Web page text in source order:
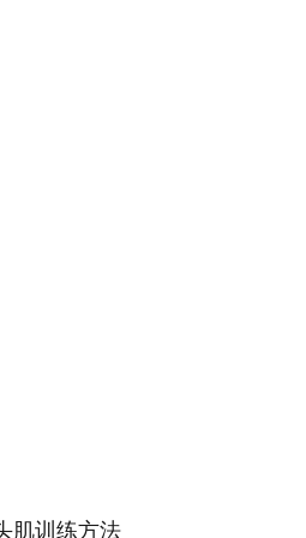
肌训练方法